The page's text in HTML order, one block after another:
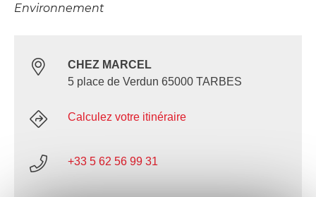
Environnement
CHEZ MARCEL
5 place de Verdun 65000 TARBES
Calculez votre itinéraire
+33 5 62 56 99 31